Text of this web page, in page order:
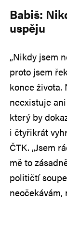
Babiš:
uspěju
„Nikdy jsem
proto jsem
konce života.
neexistuje
který by
i čtyřikrát
ČTK. „Jsem
mě to
političtí
neočekávám,